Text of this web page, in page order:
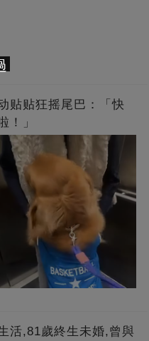
贴贴狂摇尾巴：「快
！」
活,81歲終生未婚,曾與